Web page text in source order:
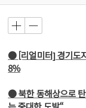
● [리얼미터] 경기도
8%
● 북한 동해상으로